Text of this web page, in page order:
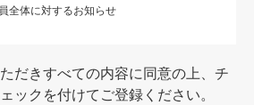
全体に対するお知らせ
だきすべての内容に同意の上、チ
ックを付けてご登録ください。